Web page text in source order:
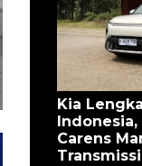
Kia
Carens